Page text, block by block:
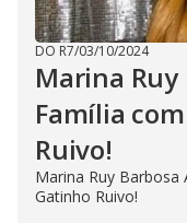
DO R7/03/10/2024
Marina
Família
Ruivo!
Marina Ruy
Gatinho Ruivo!